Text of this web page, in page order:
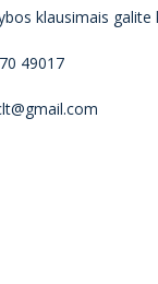
klausimais galite
49017